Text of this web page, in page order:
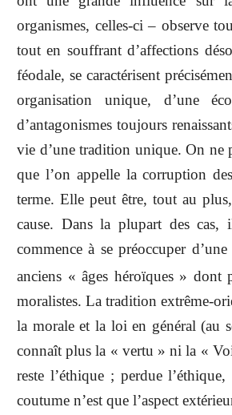
organismes, celles-ci – observe
tout en souffrant d’affections
féodale, se caractérisent
organisation unique, d’une
d’antagonismes toujours
vie d’une tradition unique. On ne
que l’on appelle la corruption
terme. Elle peut être, tout au
cause. Dans la plupart des
commence à se préoccuper
anciens « âges héroïques »
moralistes. La tradition extrême-
la morale et la loi en général (au
connaît plus la « vertu » ni la «
reste l’éthique ; perdue
coutume n’est que l’aspect